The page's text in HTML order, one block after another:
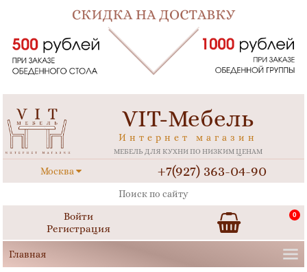
VIT-Мебель
Интернет магазин
МЕБЕЛЬ ДЛЯ КУХНИ ПО НИЗКИМ ЦЕНАМ
Москва +7(927) 363-04-90
Войти
Регистрация
0